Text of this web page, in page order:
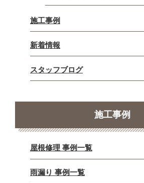
施工事例
新着情報
スタッフブログ
施工事例
屋根修理 事例一覧
雨漏り 事例一覧